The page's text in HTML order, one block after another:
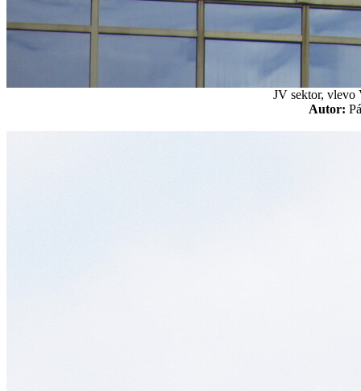
JV sektor, vlevo
Autor: